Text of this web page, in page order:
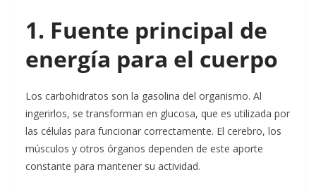
1. Fuente principal de
energía para el cuerpo
Los carbohidratos son la gasolina del organismo. Al
ingerirlos, se transforman en glucosa, que es utilizada por
las células para funcionar correctamente. El cerebro, los
músculos y otros órganos dependen de este aporte
constante para mantener su actividad.